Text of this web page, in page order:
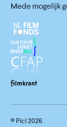
Mede mogelijk
© Picl2026